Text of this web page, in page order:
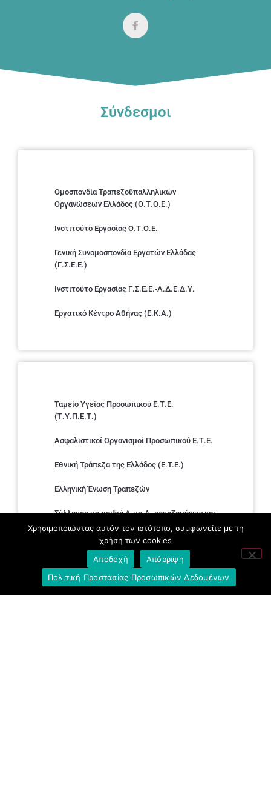
Σύνδεσμοι
Ομοσπονδία Τραπεζοϋπαλληλικών
Οργανώσεων Ελλάδος (Ο.Τ.Ο.Ε.)
Ινστιτούτο Εργασίας Ο.Τ.Ο.Ε.
Γενική Συνομοσπονδία Εργατών Ελλάδας
(Γ.Σ.Ε.Ε.)
Ινστιτούτο Εργασίας Γ.Σ.Ε.Ε.-Α.Δ.Ε.Δ.Υ.
Εργατικό Κέντρο Αθήνας (Ε.Κ.Α.)
Ταμείο Υγείας Προσωπικού Ε.Τ.Ε.
(Τ.Υ.Π.Ε.Τ.)
Ασφαλιστικοί Οργανισμοί Προσωπικού Ε.Τ.Ε.
Εθνική Τράπεζα της Ελλάδος (E.T.E.)
Ελληνική Ένωση Τραπεζών
Σύλλογος με παιδιά Α.με.Α. εργαζομένων και
συνταξιούχων Ε.Τ.Ε.
Υπουργείο Εργασίας και Κοινωνικών
Υποθέσεων
Χρησιμοποιώντας αυτόν τον ιστότοπο, συμφωνείτε με τη
χρήση των cookies
Αποδοχή
Απόρριψη
Πολιτική Προστασίας Προσωπικών Δεδομένων